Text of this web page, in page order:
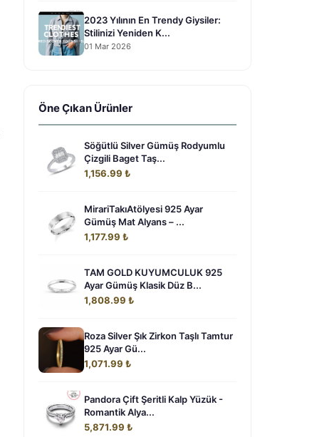
2023 Yılının En Trendy Giysiler:
Stilinizi Yeniden K...
01 Mar 2026
Öne Çıkan Ürünler
Söğütlü Silver Gümüş Rodyumlu
Çizgili Baget Taş...
1,156.99 ₺
MirariTakıAtölyesi 925 Ayar
Gümüş Mat Alyans – ...
1,177.99 ₺
TAM GOLD KUYUMCULUK 925
Ayar Gümüş Klasik Düz B...
1,808.99 ₺
Roza Silver Şık Zirkon Taşlı Tamtur
925 Ayar Gü...
1,071.99 ₺
Pandora Çift Şeritli Kalp Yüzük -
Romantik Alya...
5,871.99 ₺